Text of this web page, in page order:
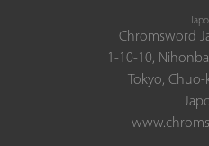
Chromsword
1-10-10,
Tokyo,